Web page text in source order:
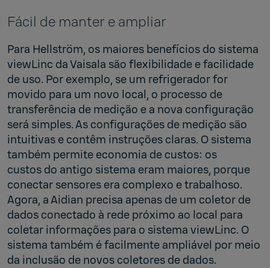
Fácil de manter e ampliar
Para Hellström, os maiores benefícios do sistema
viewLinc da Vaisala são flexibilidade e facilidade
de uso. Por exemplo, se um refrigerador for
movido para um novo local, o processo de
transferência de medição e a nova configuração
será simples. As configurações de medição são
intuitivas e contêm instruções claras. O sistema
também permite economia de custos: os
custos do antigo sistema eram maiores, porque
conectar sensores era complexo e trabalhoso.
Agora, a Aidian precisa apenas de um coletor de
dados conectado à rede próximo ao local para
coletar informações para o sistema viewLinc. O
sistema também é facilmente ampliável por meio
da inclusão de novos coletores de dados.